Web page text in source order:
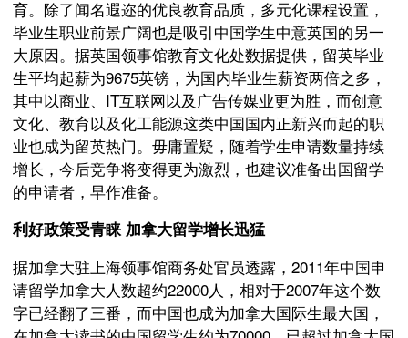
育。除了闻名遐迩的优良教育品质，多元化课程设置，
毕业生职业前景广阔也是吸引中国学生中意英国的另一
大原因。据英国领事馆教育文化处数据提供，留英毕业
生平均起薪为9675英镑，为国内毕业生薪资两倍之多，
其中以商业、IT互联网以及广告传媒业更为胜，而创意
文化、教育以及化工能源这类中国国内正新兴而起的职
业也成为留英热门。毋庸置疑，随着学生申请数量持续
增长，今后竞争将变得更为激烈，也建议准备出国留学
的申请者，早作准备。
利好政策受青睐 加拿大留学增长迅猛
据加拿大驻上海领事馆商务处官员透露，2011年中国申
请留学加拿大人数超约22000人，相对于2007年这个数
字已经翻了三番，而中国也成为加拿大国际生最大国，